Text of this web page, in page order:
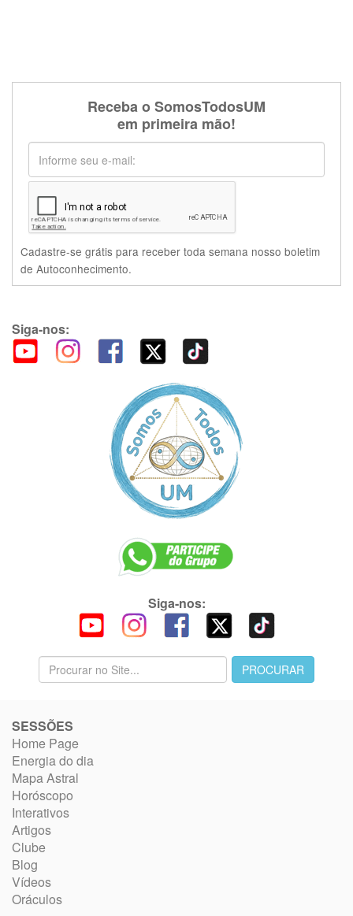
Receba o SomosTodosUM
em primeira mão!
Cadastre-se grátis para receber toda semana nosso boletim
de Autoconhecimento.
Siga-nos:
Siga-nos:
SESSÕES
Home Page
Energia do dia
Mapa Astral
Horóscopo
Interativos
Artigos
Clube
Blog
Vídeos
Oráculos